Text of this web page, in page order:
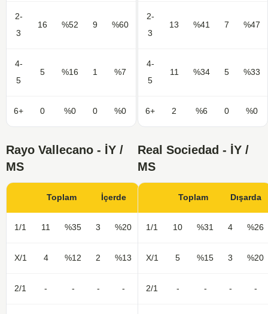
2-
3
16 %52 9 %60
4-
5
5 %16 1 %7
6+ 0 %0 0 %0
2-
3
13 %41 7 %47
4-
5
11 %34 5 %33
6+ 2 %6 0 %0
Rayo Vallecano - İY /
MS
Toplam İçerde
1/1 11 %35 3 %20
X/1 4 %12 2 %13
2/1 - - - -
Real Sociedad - İY /
MS
Toplam Dışarda
1/1 10 %31 4 %26
X/1 5 %15 3 %20
2/1 - - - -